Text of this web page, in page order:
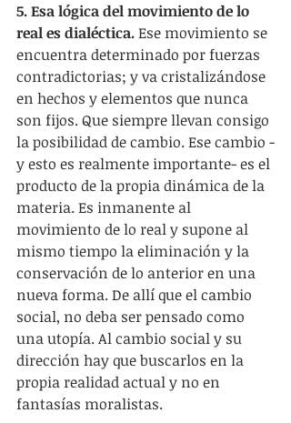
5. Esa lógica del movimiento de lo
real es dialéctica. Ese movimiento se
encuentra determinado por fuerzas
contradictorias; y va cristalizándose
en hechos y elementos que nunca
son fijos. Que siempre llevan consigo
la posibilidad de cambio. Ese cambio -
y esto es realmente importante- es el
producto de la propia dinámica de la
materia. Es inmanente al
movimiento de lo real y supone al
mismo tiempo la eliminación y la
conservación de lo anterior en una
nueva forma. De allí que el cambio
social, no deba ser pensado como
una utopía. Al cambio social y su
dirección hay que buscarlos en la
propia realidad actual y no en
fantasías moralistas.